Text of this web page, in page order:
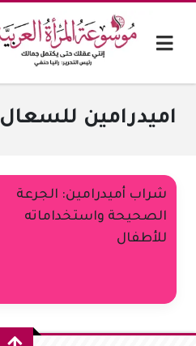
اميدرامين للسعال
شراب أميدرامين: الجرعة
الصحيحة واستخداماته
للأطفال